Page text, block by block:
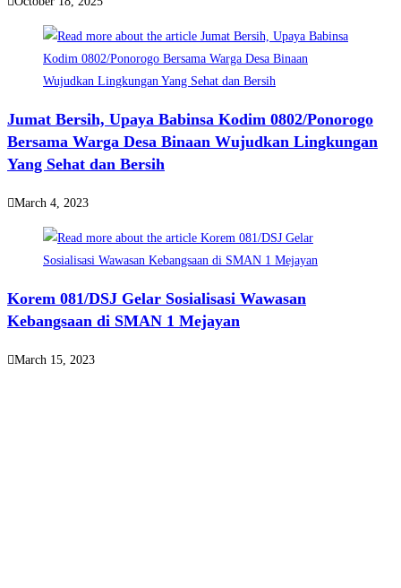
Jumat Bersih, Upaya Babinsa Kodim 0802/Ponorogo
Bersama Warga Desa Binaan Wujudkan Lingkungan
Yang Sehat dan Bersih
March 4, 2023
Korem 081/DSJ Gelar Sosialisasi Wawasan
Kebangsaan di SMAN 1 Mejayan
March 15, 2023